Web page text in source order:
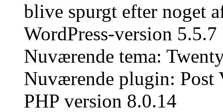
blive spurgt efter noget
WordPress-version 5.5.7
Nuværende tema:
Nuværende plugin: Post
PHP version 8.0.14